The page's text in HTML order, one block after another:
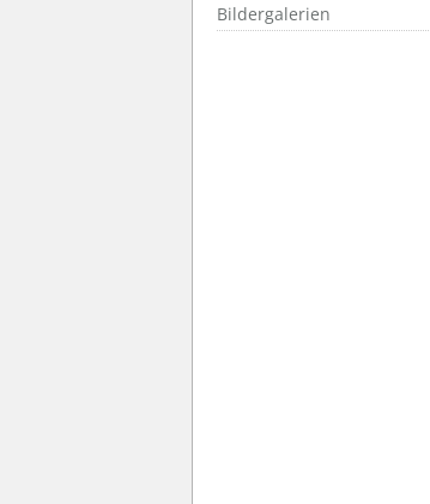
Bildergalerien